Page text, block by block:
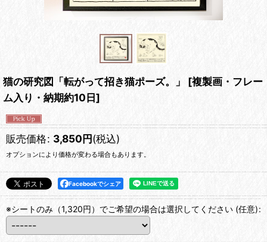
猫の研究図「転がって招き猫ポーズ。」 [複製画・フレー
ム入り・納期約10日]
販売価格: 3,850円(税込)
オプションにより価格が変わる場合もあります。
Facebookでシェア
※シートのみ（1,320円）でご希望の場合は選択してください (任意):